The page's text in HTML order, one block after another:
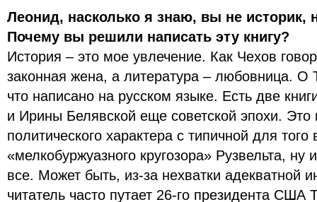
Леонид, насколько я знаю, вы не историк,
Почему вы решили написать эту книгу?
История – это мое увлечение. Как Чехов
законная жена, а литература – любовница. О
что написано на русском языке. Есть две
и Ирины Белявской еще советской эпохи.
политического характера с типичной для
«мелкобуржуазного кругозора» Рузвельта,
все. Может быть, из-за нехватки адекватной
читатель часто путает 26-го президента США